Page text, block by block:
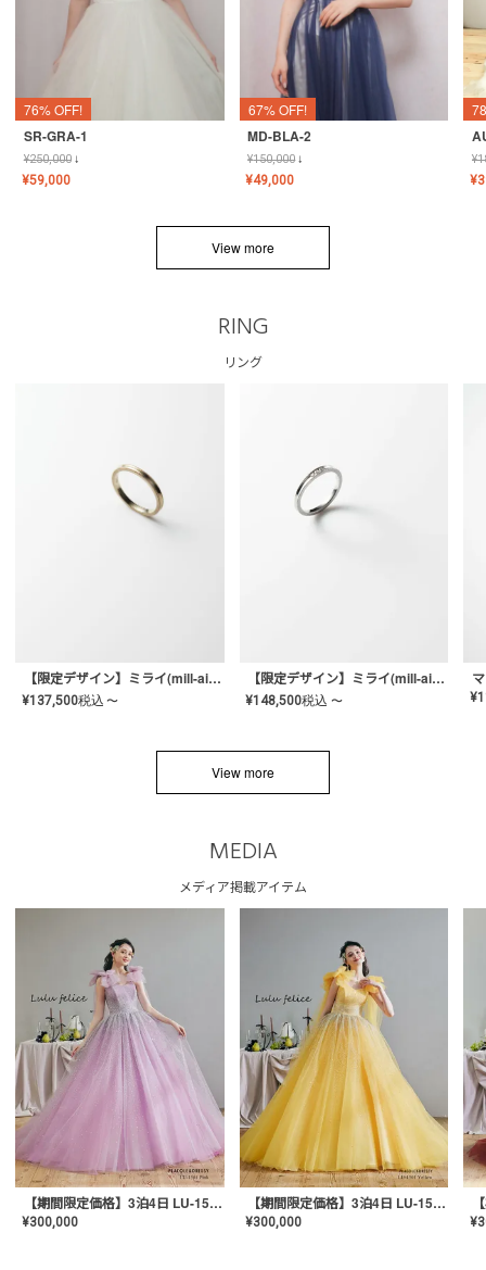
76% OFF!
SR-GRA-1
¥250,000↓
¥59,000
67% OFF!
MD-BLA-2
¥150,000↓
¥49,000
¥
¥
View more
RING
リング
【限定デザイン】ミライ(mill-ai)リング
¥137,500税込 〜
【限定デザイン】ミライ(mill-ai)リング
¥148,500税込 〜 ¥
View more
MEDIA
メディア掲載アイテム
【期間限定価格】3泊4日 LU-1501(Pink)
¥300,000
【期間限定価格】3泊4日 LU-1501(Yellow)
¥300,000 ¥